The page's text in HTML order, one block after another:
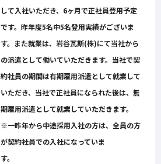
して入社いただき、6ヶ月で正社員登用予定
です。昨年度5名中5名登用実績がございま
す。また就業は、岩谷瓦斯(株)にて当社から
の派遣として働いていただきます。当社で契
約社員の期間は有期雇用派遣として就業して
いただき、当社で正社員になられた後は、無
期雇用派遣として就業していただきます。
※一昨年から中途採用入社の方は、全員の方
が契約社員での入社になっていま
す。